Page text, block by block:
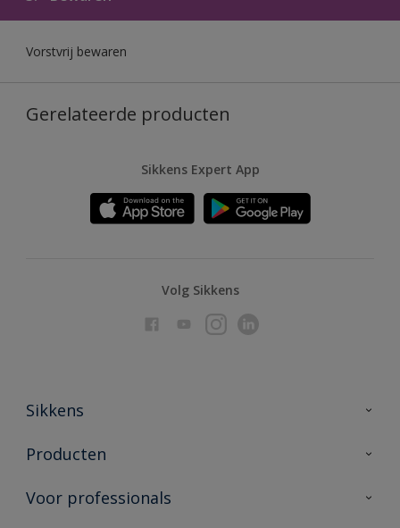
Vorstvrij bewaren
Gerelateerde producten
Sikkens Expert App
Volg Sikkens
Sikkens
Over Sikkens
Duurzaamheid
Producten
Producten voor binnen
Voor professionals